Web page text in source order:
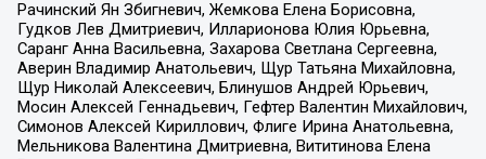
Рачинский Ян Збигневич, Жемкова Елена Борисовна,
Гудков Лев Дмитриевич, Илларионова Юлия Юрьевна,
Саранг Анна Васильевна, Захарова Светлана Сергеевна,
Аверин Владимир Анатольевич, Щур Татьяна Михайловна,
Щур Николай Алексеевич, Блинушов Андрей Юрьевич,
Мосин Алексей Геннадьевич, Гефтер Валентин Михайлович,
Симонов Алексей Кириллович, Флиге Ирина Анатольевна,
Мельникова Валентина Дмитриевна, Вититинова Елена